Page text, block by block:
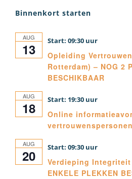
Binnenkort starten
AUG
13 09:30
Opleiding
Rotterdam) – NOG 2
BESCHIKBAAR
AUG
18 19:30
Online
AUG
20 09:30
Verdieping Integriteit
ENKELE PLEKKEN